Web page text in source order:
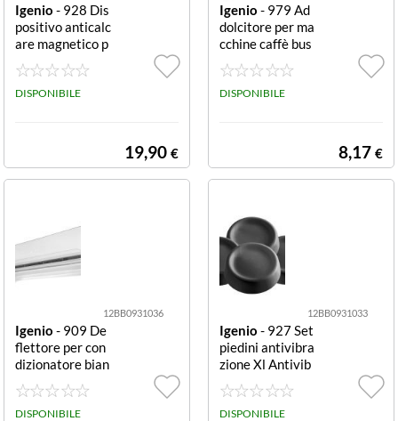
Igenio - 928 Dis
positivo anticalc
are magnetico p
er lavatrici e lav
astoviglie magn
etico lavatrici e
DISPONIBILE
19,90 €
Igenio - 979 Ad
dolcitore per ma
cchine caffè bus
ta 70g Busta 70
g
DISPONIBILE
8,17 €
12BB0931036
Igenio - 909 De
flettore per con
dizionatore bian
co e trasparente
Deflettore
DISPONIBILE
12BB0931033
Igenio - 927 Set
piedini antivibra
zione Xl Antivib
razione XL
DISPONIBILE